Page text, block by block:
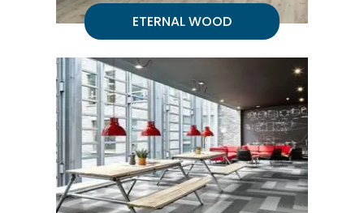
ETERNAL WOOD